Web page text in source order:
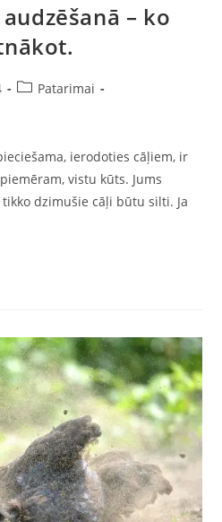
– ko
Patarimai
ierodoties cāļiem, ir
vistu kūts. Jums
dzimušie cāļi būtu silti. Ja